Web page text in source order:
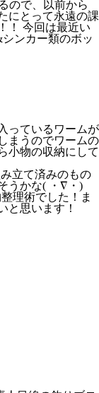
ので、以前から
にとって永遠の課
！ 今回は最近い
ンカー類のボッ
っているワームが
まうのでワームの
小物の収納にして
立て済みのもの
うかな( ・∇・)
理術でした！ま
と思います！